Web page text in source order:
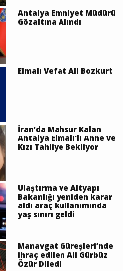
Antalya Emniyet Müdürü
Gözaltına Alındı
Elmalı Vefat Ali Bozkurt
İran’da Mahsur Kalan
Antalya Elmalı'lı Anne ve
Kızı Tahliye Bekliyor
Ulaştırma ve Altyapı
Bakanlığı yeniden karar
aldı araç kullanımında
yaş sınırı geldi
Manavgat Güreşleri’nde
ihraç edilen Ali Gürbüz
Özür Diledi